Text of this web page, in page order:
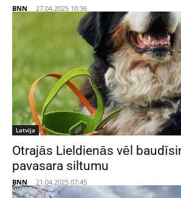
BNN - 27.04.2025 10:36
Latvija
Otrajās Lieldienās vēl
pavasara siltumu
BNN - 21.04.2025 07:45